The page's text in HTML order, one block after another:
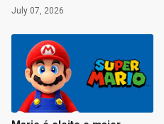
July 07, 2026